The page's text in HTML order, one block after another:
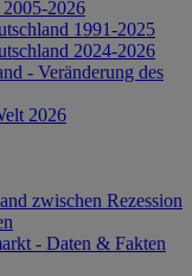
2026
1991-2025
2024-2026
- Veränderung des
2026
zwischen Rezession
- Daten & Fakten